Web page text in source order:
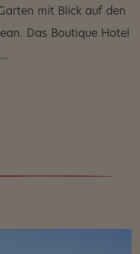
mit Blick auf den
Das Boutique Hotel